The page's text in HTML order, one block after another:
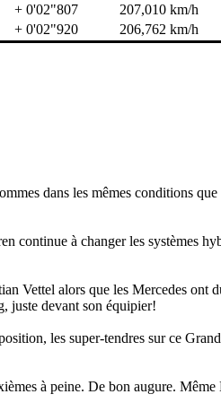
+ 0'02"807 207,010 km/h
+ 0'02"920 206,762 km/h
dans les mêmes conditions
continue à changer les systèmes
Vettel alors que les Mercedes ont
juste devant son équipier!
les super-tendres sur ce
à peine. De bon augure.